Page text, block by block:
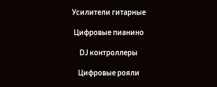
Усилители гитарные
Цифровые пианино
DJ контроллеры
Цифровые рояли